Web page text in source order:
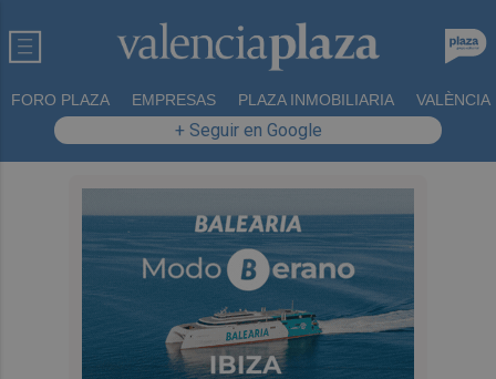
FORO PLAZA EMPRESAS PLAZA INMOBILIARIA VALÈNCIA
+ Seguir en Google